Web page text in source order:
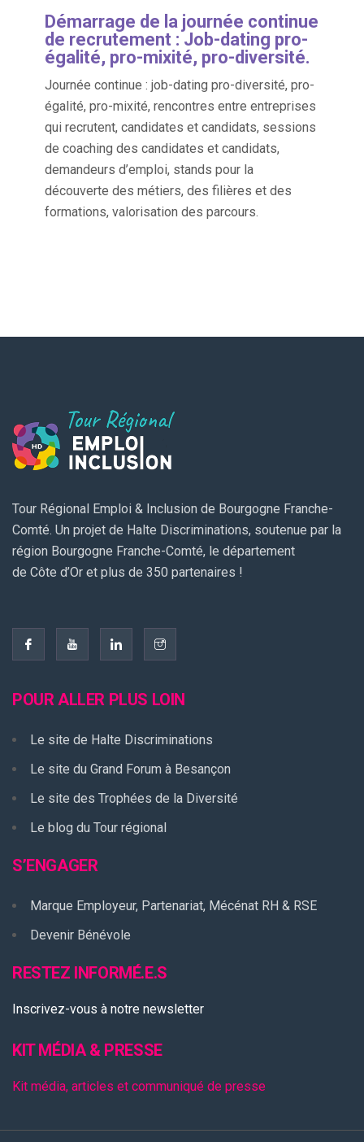
Démarrage de la journée continue
de recrutement : Job-dating pro-
égalité, pro-mixité, pro-diversité.
Journée continue : job-dating pro-diversité, pro-
égalité, pro-mixité, rencontres entre entreprises
qui recrutent, candidates et candidats, sessions
de coaching des candidates et candidats,
demandeurs d’emploi, stands pour la
découverte des métiers, des filières et des
formations, valorisation des parcours.
Tour Régional Emploi & Inclusion de Bourgogne Franche-
Comté. Un projet de Halte Discriminations, soutenue par la
région Bourgogne Franche-Comté, le département
de Côte d’Or et plus de 350 partenaires !
POUR ALLER PLUS LOIN
Le site de Halte Discriminations
Le site du Grand Forum à Besançon
Le site des Trophées de la Diversité
Le blog du Tour régional
S’ENGAGER
Marque Employeur, Partenariat, Mécénat RH & RSE
Devenir Bénévole
RESTEZ INFORMÉ.E.S
Inscrivez-vous à notre newsletter
KIT MÉDIA & PRESSE
Kit média, articles et communiqué de presse